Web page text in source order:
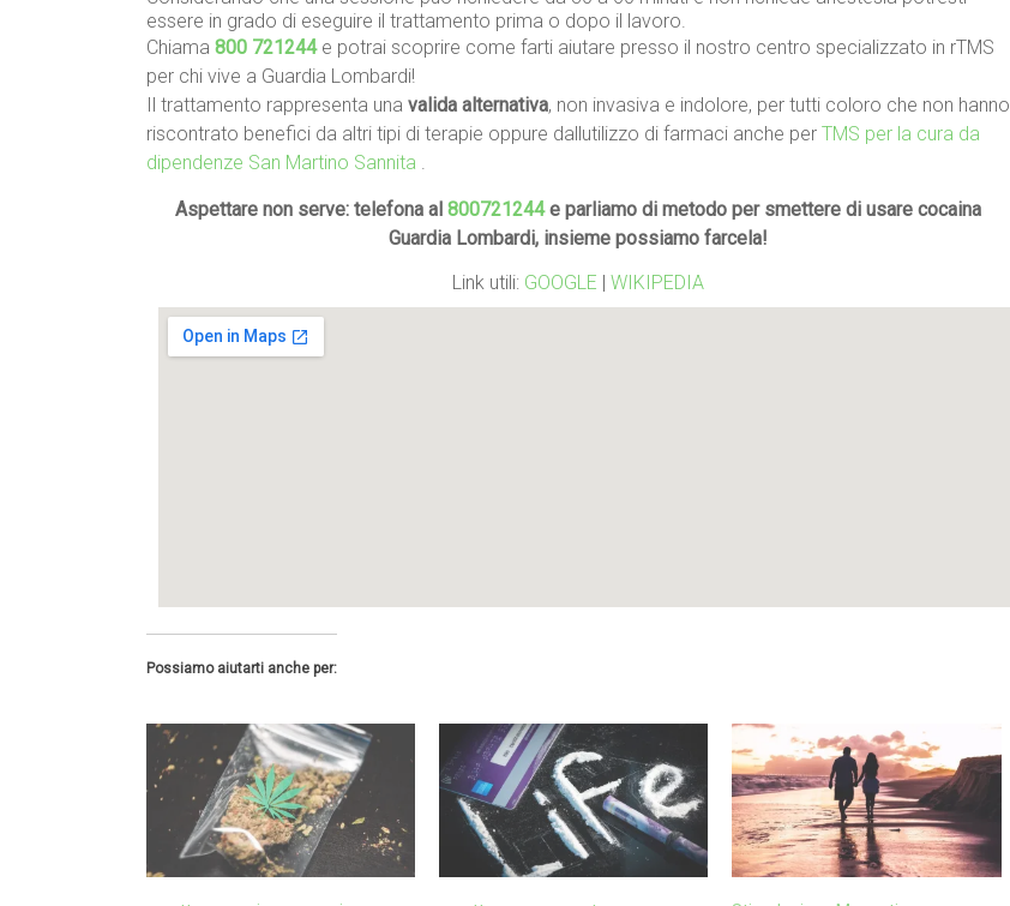
essere in grado di eseguire il trattamento prima o dopo il lavoro.
Chiama 800 721244e potrai scoprire come farti aiutare presso il nostro centro specializzato in rTMS
per chi vive a Guardia Lombardi!
Il trattamento rappresenta una valida alternativa, non invasiva e indolore, per tutti coloro che non hanno
riscontrato benefici da altri tipi di terapie oppure dallutilizzo di farmaci anche per TMS per la cura da
dipendenze San Martino Sannita .
Aspettare non serve: telefona al 800721244e parliamo di metodo per smettere di usare cocaina
Guardia Lombardi, insieme possiamo farcela!
Link utili: GOOGLE | WIKIPEDIA
Possiamo aiutarti anche per: